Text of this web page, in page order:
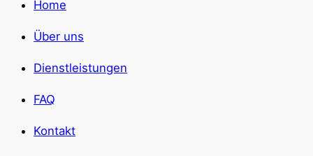
Home
Über uns
Dienstleistungen
FAQ
Kontakt